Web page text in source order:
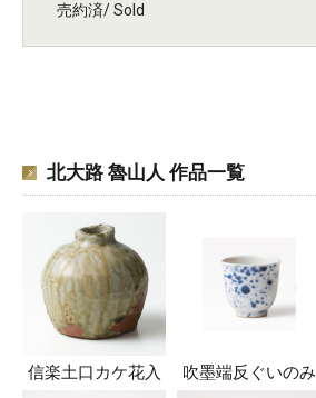
売約済/ Sold
北大路 魯山人 作品一覧
信楽土口カケ花入 吹墨端反ぐいのみ